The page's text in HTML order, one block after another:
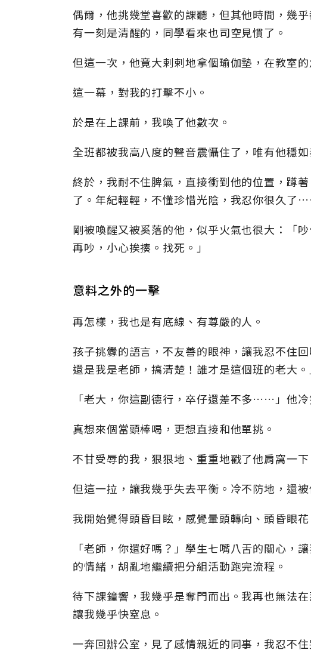
偶爾，他挑幾堂喜歡的課聽，但其他時間，幾
有一刻是清醒的，同學看來也司空見慣了。
但這一次，他竟大剌剌地拿個瑜伽墊，在教室
這一幕，對我的打擊不小。
於是在上課前，我喚了他數次。
全班都被我高八度的聲音震懾住了，唯有他穩
終於，我耐不住脾氣，直接衝到他的位置，蹲
了。年紀輕輕，不懂珍惜光陰，我忍你很久了
剛被喚醒又被奚落的他，似乎火氣也很大：「
再吵，小心挨揍。找死。」
意料之外的一擊
再怎樣，我也是有底線、有尊嚴的人。
孩子挑釁的語言，不友善的眼神，讓我忍不住
還是我是老師，搞清楚！誰才是這個班的老大。
「老大，你這副德行，卒仔還差不多……」他冷
真想來個當頭棒喝，更想直接和他單挑。
不甘受辱的我，狠狠地、重重地戳了他肩窩一
但這一拉，讓我幾乎失去平衡。冷不防地，還
我開始覺得頭昏目眩，感覺暈頭轉向、頭昏眼花
「老師，你還好嗎？」學生七嘴八舌的關心，
的情緒，胡亂地繼續把分組活動跑完流程。
待下課鐘響，我幾乎是奪門而出。我再也無法
讓我幾乎快窒息。
一奔回辦公室，見了感情親近的同事，我忍不住